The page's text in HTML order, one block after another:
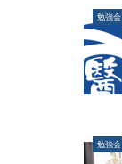
勉強会
勉強会